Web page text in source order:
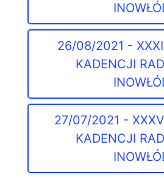
26/08/2021 -
KADENCJI
27/07/2021 -
KADENCJI